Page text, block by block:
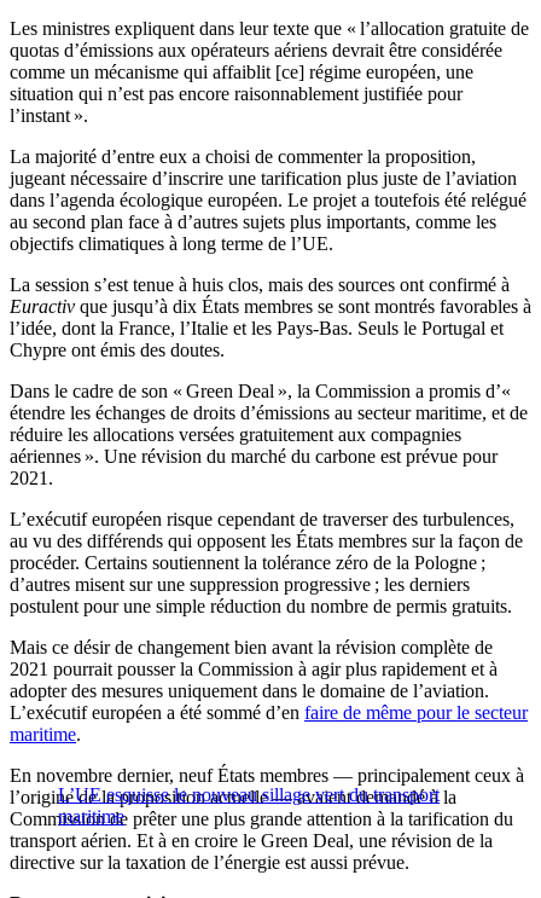
Les ministres expliquent dans leur texte que « l’allocation gratuite de
quotas d’émissions aux opérateurs aériens devrait être considérée
comme un mécanisme qui affaiblit [ce] régime européen, une
situation qui n’est pas encore raisonnablement justifiée pour
l’instant ».
La majorité d’entre eux a choisi de commenter la proposition,
jugeant nécessaire d’inscrire une tarification plus juste de l’aviation
dans l’agenda écologique européen. Le projet a toutefois été relégué
au second plan face à d’autres sujets plus importants, comme les
objectifs climatiques à long terme de l’UE.
La session s’est tenue à huis clos, mais des sources ont confirmé à
Euractiv que jusqu’à dix États membres se sont montrés favorables à
l’idée, dont la France, l’Italie et les Pays-Bas. Seuls le Portugal et
Chypre ont émis des doutes.
Dans le cadre de son « Green Deal », la Commission a promis d’«
étendre les échanges de droits d’émissions au secteur maritime, et de
réduire les allocations versées gratuitement aux compagnies
aériennes ». Une révision du marché du carbone est prévue pour
2021.
L’exécutif européen risque cependant de traverser des turbulences,
au vu des différends qui opposent les États membres sur la façon de
procéder. Certains soutiennent la tolérance zéro de la Pologne ;
d’autres misent sur une suppression progressive ; les derniers
postulent pour une simple réduction du nombre de permis gratuits.
Mais ce désir de changement bien avant la révision complète de
2021 pourrait pousser la Commission à agir plus rapidement et à
adopter des mesures uniquement dans le domaine de l’aviation.
L’exécutif européen a été sommé d’en faire de même pour le secteur
maritime.
L’UE esquisse le nouveau sillage vert du transport
maritime
En novembre dernier, neuf États membres — principalement ceux à
l’origine de la proposition actuelle — avaient demandé à la
Commission de prêter une plus grande attention à la tarification du
transport aérien. Et à en croire le Green Deal, une révision de la
directive sur la taxation de l’énergie est aussi prévue.